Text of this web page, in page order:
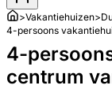
>Vakantiehuizen>
4-persoons
4-
centrum